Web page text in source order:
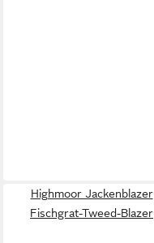
Highmoor Jackenblazer
Fischgrat-Tweed-Blazer